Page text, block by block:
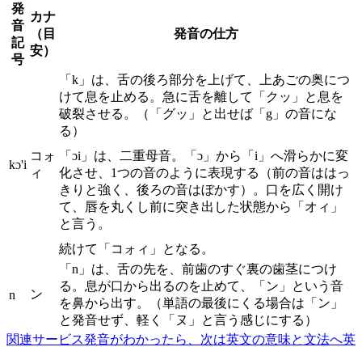
発
音
記
号
カナ
（目
安）
発音の仕方
kɔ'i
コォ
ィ
「k」は、舌の後ろ部分を上げて、上あごの奥につ
けて息を止める。急に舌を離して「クッ」と息を
破裂させる。（「グッ」と出せば「g」の音にな
る）
「ɔi」は、二重母音。「ɔ」から「i」へ滑らかに変
化させ、1つの音のように表現する（前の音ははっ
きりと強く、後ろの音はぼかす）。口を広く開け
て、唇を丸くし前に突き出した状態から「オィ」
と言う。
続けて「コォィ」となる。
n ン
「n」は、舌の先を、前歯のすぐ裏の歯茎につけ
る。息が口から出るのを止めて、「ン」という音
を鼻から出す。（単語の最後にくる場合は「ン」
と発音せず、軽く「ヌ」と言う感じにする）
関連サービス発音がわかったら、次は英文の意味と文法へ英